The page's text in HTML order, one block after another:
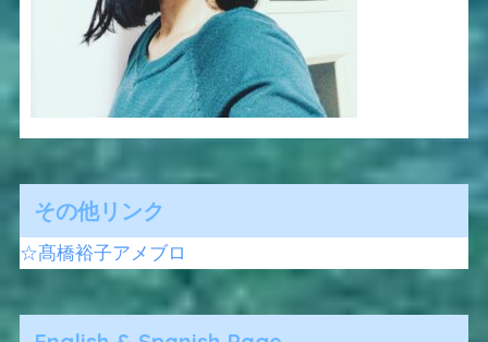
その他リンク
☆髙橋裕子アメブロ